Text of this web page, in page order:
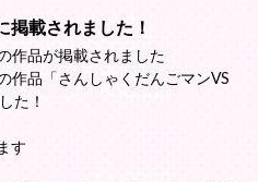
掲載されました！
作品が掲載されました
作品「さんしゃくだんごマンVS
た！
す